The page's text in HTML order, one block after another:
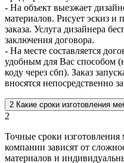
- На объект выезжает
материалов. Рисует эскиз и
заказа. Услуга дизайнера
заключения договора.
- На месте составляется
удобным для Вас способом
коду через сбп). Заказ
вносятся непосредственно
2 Какие сроки изготовления
2
Точные сроки изготовления
компании зависят от
материалов и